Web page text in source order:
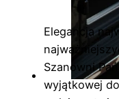
Elegancja
Szanowni
wyjątkowej